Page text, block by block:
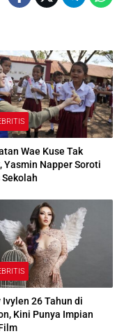
Wae Kuse Tak
Yasmin Napper Soroti
Sekolah
Ivylen 26 Tahun di
Kini Punya Impian